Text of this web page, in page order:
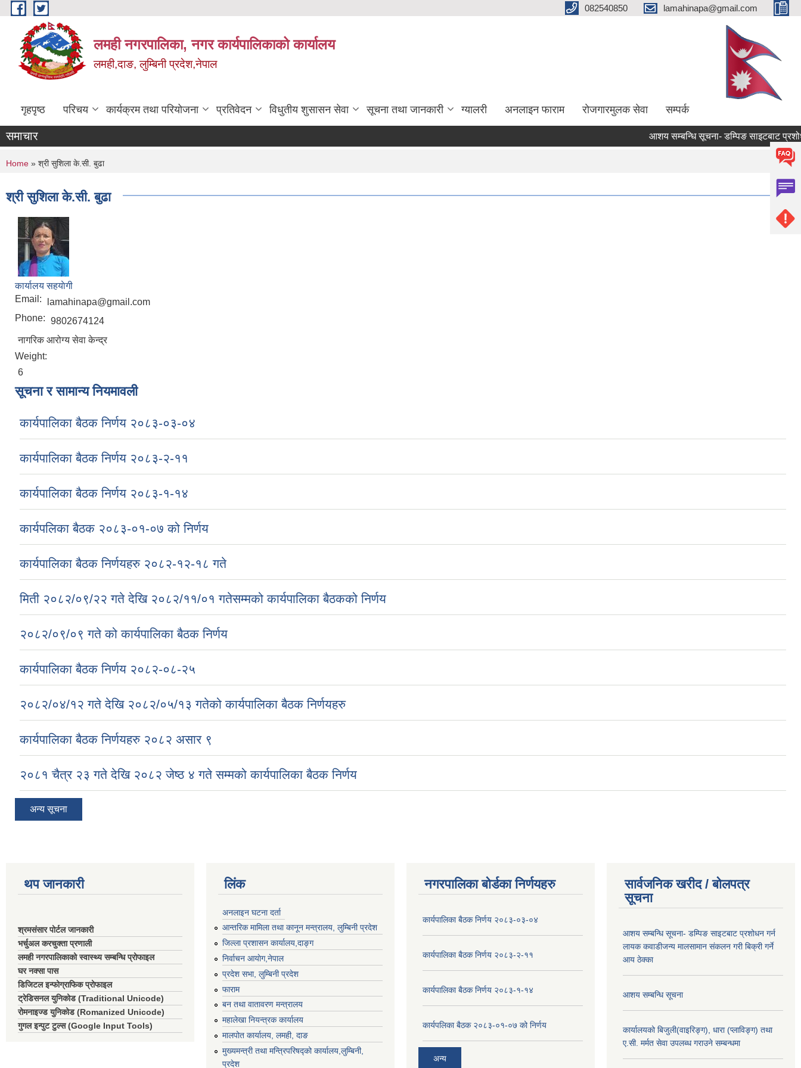
Skip to main content 082540850 lamahinapa@gmail.com
लमही नगरपालिका, नगर कार्यपालिकाको कार्यालय
लमही,दाङ, लुम्बिनी प्रदेश,नेपाल
गृहपृष्ठ परिचय कार्यक्रम तथा परियोजना प्रतिवेदन विधुतीय शुसासन सेवा सूचना तथा जानकारी ग्यालरी अनलाइन फाराम राेजगारमुलक सेवा सम्पर्क
समाचार आशय सम्बन्धि सूचना- डम्पिङ साइटबाट
You are here
Home » श्री सुशिला के.सी. बुढा
श्री सुशिला के.सी. बुढा
कार्यालय सहयाेगी
Email:
lamahinapa@gmail.com
Phone: 9802674124
नागरिक आरोग्य सेवा केन्द्र
Weight:
6
सूचना र सामान्य नियमावली
कार्यपालिका बैठक निर्णय २०८३-०३-०४
कार्यपालिका बैठक निर्णय २०८३-२-११
कार्यपालिका बैठक निर्णय २०८३-१-१४
कार्यपलिका बैठक २०८३-०१-०७ को निर्णय
कार्यपालिका बैठक निर्णयहरु २०८२-१२-१८ गते
मिती २०८२/०९/२२ गते देखि २०८२/११/०१ गतेसम्मको कार्यपालिका बैठकको निर्णय
२०८२/०९/०९ गते को कार्यपालिका बैठक निर्णय
कार्यपालिका बैठक निर्णय २०८२-०८-२५
२०८२/०४/१२ गते देखि २०८२/०५/१३ गतेको कार्यपालिका बैठक निर्णयहरु
कार्यपालिका बैठक निर्णयहरु २०८२ असार ९
२०८१ चैत्र २३ गते देखि २०८२ जेष्ठ ४ गते सम्मको कार्यपालिका बैठक निर्णय
अन्य सूचना
थप जानकारी
श्रमसंसार पोर्टल जानकारी
भर्चुअल करचुक्ता प्रणाली
लमही नगरपालिकाको स्वास्थ्य सम्बन्धि प्रोफाइल
घर नक्सा पास
डिजिटल इन्फोग्राफिक प्रोफाइल
ट्रेडिसनल युनिकोड (Traditional Unicode)
रोमनाइज्ड युनिकोड (Romanized Unicode)
गुगल इन्पुट टुल्स (Google Input Tools)
लिंक
अनलाइन घटना दर्ता
आन्तरिक मामिला तथा कानून मन्त्रालय, लुम्बिनी प्रदेश
जिल्ला प्रशासन कार्यालय,दाङ्ग
निर्वाचन आयाेग,नेपाल
प्रदेश सभा, लुम्बिनी प्रदेश
फाराम
बन तथा वातावरण मन्त्रालय
महालेखा नियन्त्रक कार्यालय
मालपोत कार्यालय, लमही, दाङ
मुख्यमन्त्री तथा मन्त्रिपरिषद्को कार्यालय,लुम्बिनी,
प्रदेश
नगरपालिका बोर्डका निर्णयहरु
कार्यपालिका बैठक निर्णय २०८३-०३-०४
कार्यपालिका बैठक निर्णय २०८३-२-११
कार्यपालिका बैठक निर्णय २०८३-१-१४
कार्यपलिका बैठक २०८३-०१-०७ को निर्णय
अन्य
सार्वजनिक खरीद / बोलपत्र
सूचना
आशय सम्बन्धि सूचना- डम्पिङ साइटबाट प्रशोधन गर्न
लायक कवाडीजन्य मालसामान संकलन गरी बिक्री गर्ने
आय ठेक्का
आशय सम्बन्धि सूचना
कार्यालयको बिजुली(वाइरिङ्ग), धारा (प्लाविङ्ग) तथा
ए.सी. मर्मत सेवा उपलब्ध गराउने सम्बन्धमा